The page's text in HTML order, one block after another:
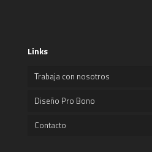
Links
Trabaja con nosotros
Diseño Pro Bono
Contacto